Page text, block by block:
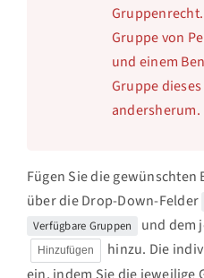
Gruppe von
und einem
Gruppe
andersherum.
Fügen Sie die
über die Drop-Down-Felder
Verfügbare Gruppen und dem
Hinzufügen
hinzu. Die